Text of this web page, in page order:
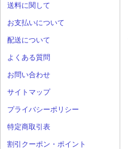
送料に関して
お支払いについて
配送について
よくある質問
お問い合わせ
サイトマップ
プライバシーポリシー
特定商取引表
割引クーポン・ポイント